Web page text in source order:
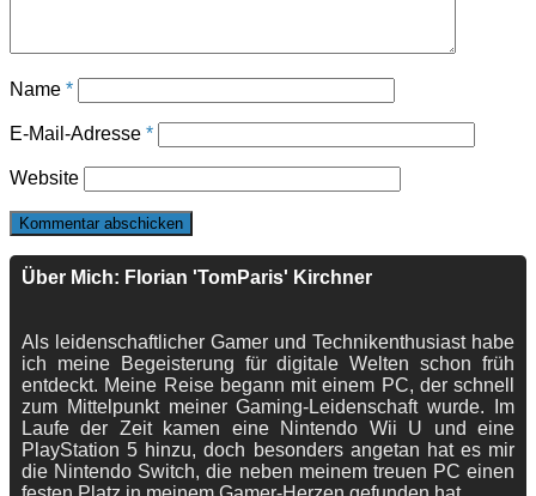
Name *
E-Mail-Adresse *
Website
Über Mich: Florian 'TomParis' Kirchner
Als leidenschaftlicher Gamer und Technikenthusiast habe
ich meine Begeisterung für digitale Welten schon früh
entdeckt. Meine Reise begann mit einem PC, der schnell
zum Mittelpunkt meiner Gaming-Leidenschaft wurde. Im
Laufe der Zeit kamen eine Nintendo Wii U und eine
PlayStation 5 hinzu, doch besonders angetan hat es mir
die Nintendo Switch, die neben meinem treuen PC einen